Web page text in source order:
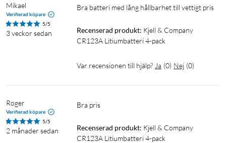
Mikael
Verifierad köpare
5/5
3 veckor sedan
Bra batteri med lång hållbarhet till vettigt pris
Recenserad produkt: Kjell & Company
CR123A Litiumbatteri 4-pack
Var recensionen till hjälp? Ja (0) Nej (0)
Roger
Verifierad köpare
5/5
2 månader sedan
Bra pris
Recenserad produkt: Kjell & Company
CR123A Litiumbatteri 4-pack